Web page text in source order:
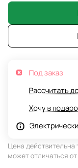
Под заказ
Рассчитать
Хочу в
Цена действительна
может отличаться